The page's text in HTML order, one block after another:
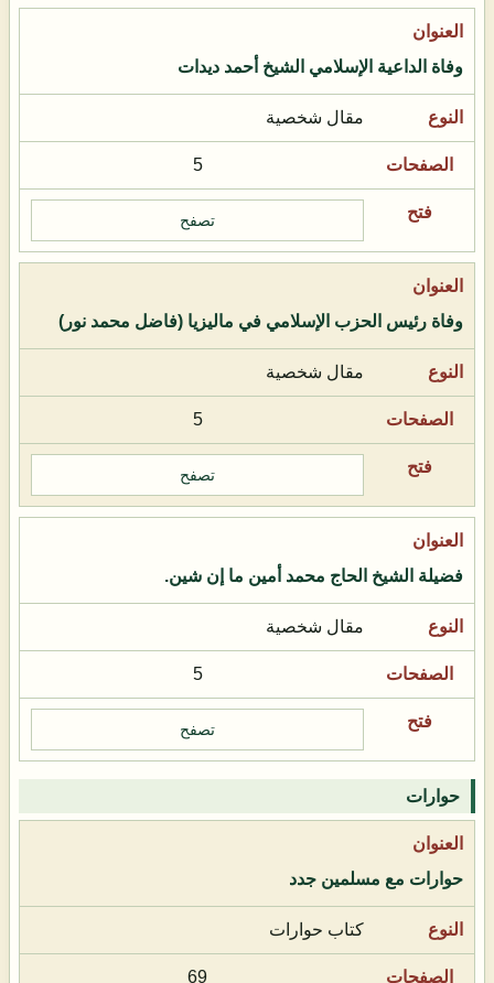
وفاة الداعية الإسلامي الشيخ أحمد ديدات
مقال شخصية
5
تصفح
وفاة رئيس الحزب الإسلامي في ماليزيا (فاضل محمد نور)
مقال شخصية
5
تصفح
فضيلة الشيخ الحاج محمد أمين ما إن شين.
مقال شخصية
5
تصفح
حوارات
حوارات مع مسلمين جدد
كتاب حوارات
69